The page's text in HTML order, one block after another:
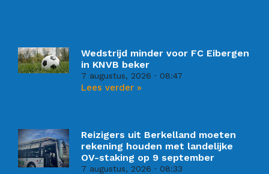
Wedstrijd minder voor FC Eibergen
in KNVB beker
7 augustus, 2026 08:47
Lees verder »
Reizigers uit Berkelland moeten
rekening houden met landelijke
OV-staking op 9 september
7 augustus, 2026 08:33